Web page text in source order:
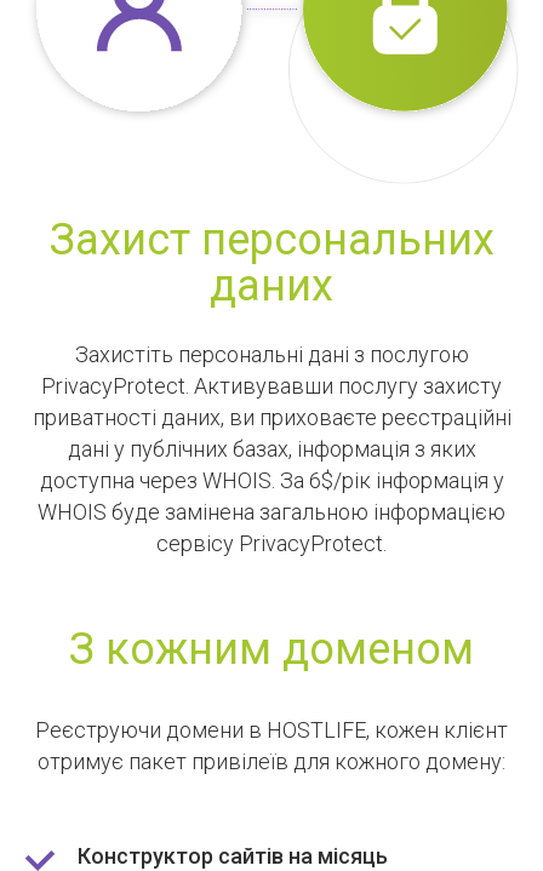
Захист персональних
даних
Захистіть персональні дані з послугою
PrivacyProtect. Активувавши послугу захисту
приватності даних, ви приховаєте реєстраційні
дані у публічних базах, інформація з яких
доступна через WHOIS. За 6$/рік інформація у
WHOIS буде замінена загальною інформацією
сервісу PrivacyProtect.
З кожним доменом
Реєструючи домени в HOSTLIFE, кожен клієнт
отримує пакет привілеїв для кожного домену:
Конструктор сайтів на місяць